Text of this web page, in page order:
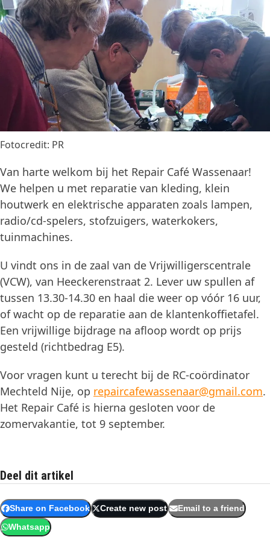
Fotocredit: PR
Van harte welkom bij het Repair Café Wassenaar!
We helpen u met reparatie van kleding, klein
houtwerk en elektrische apparaten zoals lampen,
radio/cd-spelers, stofzuigers, waterkokers,
tuinmachines.
U vindt ons in de zaal van de Vrijwilligerscentrale
(VCW), van Heeckerenstraat 2. Lever uw spullen af
tussen 13.30-14.30 en haal die weer op vóór 16 uur,
of wacht op de reparatie aan de klantenkoffietafel.
Een vrijwillige bijdrage na afloop wordt op prijs
gesteld (richtbedrag E5).
Voor vragen kunt u terecht bij de RC-coördinator
Mechteld Nije, op repaircafewassenaar@gmail.com.
Het Repair Café is hierna gesloten voor de
zomervakantie, tot 9 september.
Deel dit artikel
Share on Facebook Create new post Email to a friend
Whatsapp